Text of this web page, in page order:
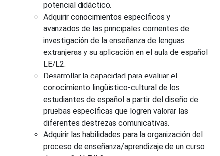
potencial didáctico.
Adquirir conocimientos específicos y
avanzados de las principales corrientes de
investigación de la enseñanza de lenguas
extranjeras y su aplicación en el aula de español
LE/L2.
Desarrollar la capacidad para evaluar el
conocimiento lingüístico-cultural de los
estudiantes de español a partir del diseño de
pruebas específicas que logren valorar las
diferentes destrezas comunicativas.
Adquirir las habilidades para la organización del
proceso de enseñanza/aprendizaje de un curso